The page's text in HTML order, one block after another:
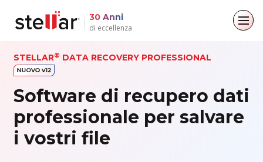
30 Anni
di eccellenza
Torna al menu principale
Recupero dati
Riparazione dei file
Torna al menu principale
Riparazione via e-mail
Convertitore di e-mail
Torna al menu principale
Azienda
Leadership
Torna al menu principale
Casi di studio
Blogs
STELLAR® DATA RECOVERY PROFESSIONAL
Software di recupero dati
professionale per salvare
i vostri file